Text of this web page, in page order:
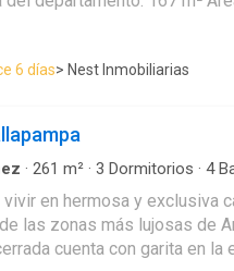
– comedor • 4
habitaciones secundarias) •
amplio y elegante
departamento. Inmobiliaria COVIM
6 días> Nest Inmobiliarias
· 261 m² · 3 Dormitorios · 4
en hermosa y exclusiva
las zonas más lujosas de
cuenta con garita en la